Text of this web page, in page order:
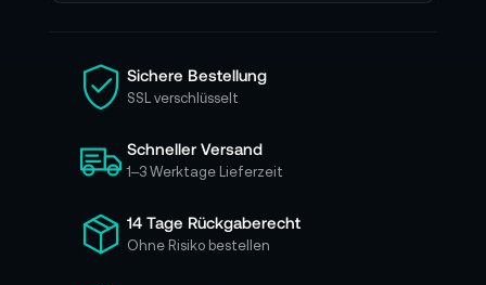
i
e
s
c
h
ü
r
u
Sichere Bestellung
SSL verschlüsselt
Schneller Versand
1–3 Werktage Lieferzeit
14 Tage Rückgaberecht
Ohne Risiko bestellen